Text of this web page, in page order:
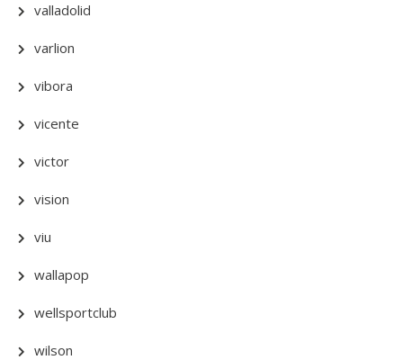
valladolid
varlion
vibora
vicente
victor
vision
viu
wallapop
wellsportclub
wilson